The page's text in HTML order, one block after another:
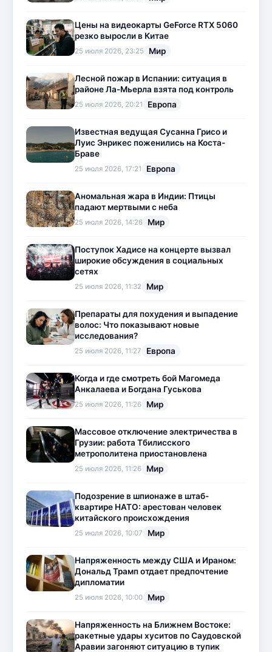
Цены на видеокарты GeForce RTX 5060
резко выросли в Китае
25 июля 2026, 23:25 Мир
Лесной пожар в Испании: ситуация в
районе Ла-Мьерла взята под контроль
25 июля 2026, 20:21 Европа
Известная ведущая Сусанна Грисо и
Луис Энрикес поженились на Коста-
Браве
25 июля 2026, 17:21 Европа
Аномальная жара в Индии: Птицы
падают мертвыми с неба
25 июля 2026, 14:26 Мир
Поступок Хадисе на концерте вызвал
широкие обсуждения в социальных
сетях
25 июля 2026, 11:32 Мир
Препараты для похудения и выпадение
волос: Что показывают новые
исследования?
25 июля 2026, 11:27 Европа
Когда и где смотреть бой Магомеда
Анкалаева и Богдана Гуськова
25 июля 2026, 11:26 Мир
Массовое отключение электричества в
Грузии: работа Тбилисского
метрополитена приостановлена
25 июля 2026, 11:26 Мир
Подозрение в шпионаже в штаб-
квартире НАТО: арестован человек
китайского происхождения
25 июля 2026, 10:07 Мир
Напряженность между США и Ираном:
Дональд Трамп отдает предпочтение
дипломатии
25 июля 2026, 10:00 Мир
Напряженность на Ближнем Востоке:
ракетные удары хуситов по Саудовской
Аравии загоняют ситуацию в тупик